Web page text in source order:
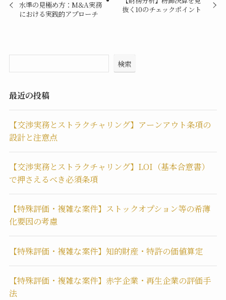
水準の見極め方：M&A実務
における実践的アプローチ
抜く10のチェックポイント
検索
最近の投稿
【交渉実務とストラクチャリング】アーンアウト条項の
設計と注意点
【交渉実務とストラクチャリング】LOI（基本合意書）
で押さえるべき必須条項
【特殊評価・複雑な案件】ストックオプション等の希薄
化要因の考慮
【特殊評価・複雑な案件】知的財産・特許の価値算定
【特殊評価・複雑な案件】赤字企業・再生企業の評価手
法